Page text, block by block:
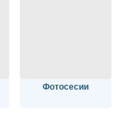
Фотосесии